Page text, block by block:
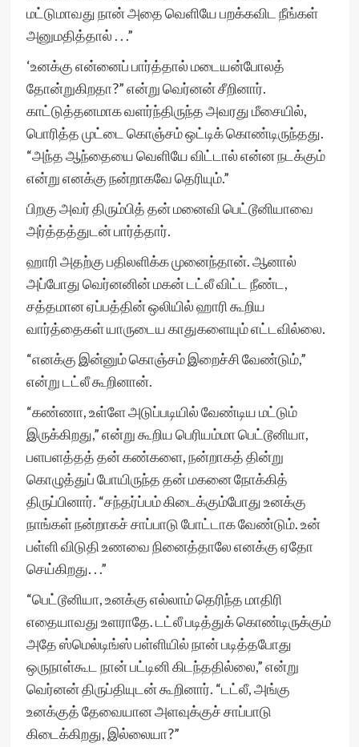
மட்டுமாவது நான் அதை வெளியே பறக்கவிட நீங்கள்
அனுமதித்தால் . . .”
‘உனக்கு என்னைப் பார்த்தால் மடையன்போலத்
தோன்றுகிறதா?” என்று வெர்னன் சீறினார்.
காட்டுத்தனமாக வளர்ந்திருந்த அவரது மீசையில்,
பொரித்த முட்டை கொஞ்சம் ஒட்டிக் கொண்டிருந்தது.
“அந்த ஆந்தையை வெளியே விட்டால் என்ன நடக்கும்
என்று எனக்கு நன்றாகவே தெரியும்.”
பிறகு அவர் திரும்பித் தன் மனைவி பெட்டூனியாவை
அர்த்தத்துடன் பார்த்தார்.
ஹாரி அதற்கு பதிலளிக்க முனைந்தான். ஆனால்
அப்போது வெர்னனின் மகன் டட்லீ விட்ட நீண்ட,
சத்தமான ஏப்பத்தின் ஒலியில் ஹாரி கூறிய
வார்த்தைகள் யாருடைய காதுகளையும் எட்டவில்லை.
“எனக்கு இன்னும் கொஞ்சம் இறைச்சி வேண்டும்,”
என்று டட்லீ கூறினான்.
“கண்ணா, உள்ளே அடுப்படியில் வேண்டிய மட்டும்
இருக்கிறது,” என்று கூறிய பெரியம்மா பெட்டூனியா,
பளபளத்தத் தன் கண்களை, நன்றாகத் தின்று
கொழுத்துப் போயிருந்த தன் மகனை நோக்கித்
திருப்பினார். “சந்தர்ப்பம் கிடைக்கும்போது உனக்கு
நாங்கள் நன்றாகச் சாப்பாடு போட்டாக வேண்டும். உன்
பள்ளி விடுதி உணவை நினைத்தாலே எனக்கு ஏதோ
செய்கிறது. . .”
“பெட்டூனியா, உனக்கு எல்லாம் தெரிந்த மாதிரி
எதையாவது உளராதே. டட்லீ படித்துக் கொண்டிருக்கும்
அதே ஸ்மெல்டிங்ஸ் பள்ளியில் நான் படித்தபோது
ஒருநாள்கூட நான் பட்டினி கிடந்ததில்லை,” என்று
வெர்னன் திருப்தியுடன் கூறினார். “டட்லீ, அங்கு
உனக்குத் தேவையான அளவுக்குச் சாப்பாடு
கிடைக்கிறது, இல்லையா?”